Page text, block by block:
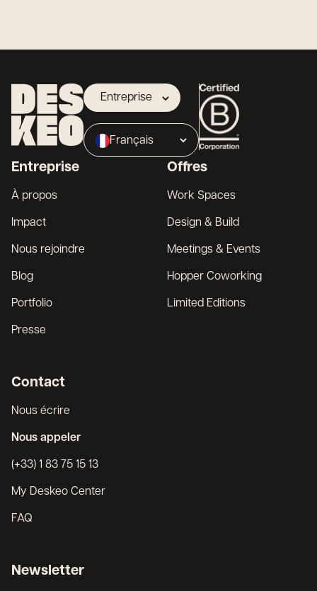
Entreprise
Propriétaire
Broker
Français
Entreprise
À propos
Impact
Nous rejoindre
Blog
Portfolio
Presse
Offres
Work Spaces
Design & Build
Meetings & Events
Hopper Coworking
Limited Editions
Contact
Nous écrire
Nous appeler
(+33) 1 83 75 15 13
My Deskeo Center
FAQ
Newsletter